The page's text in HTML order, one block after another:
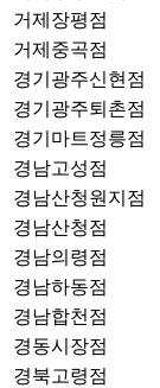
거제장평점
거제중곡점
경기광주신현점
경기광주퇴촌점
경기마트정릉점
경남고성점
경남산청원지점
경남산청점
경남의령점
경남하동점
경남합천점
경동시장점
경북고령점